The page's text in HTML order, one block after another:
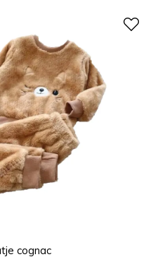
cognac